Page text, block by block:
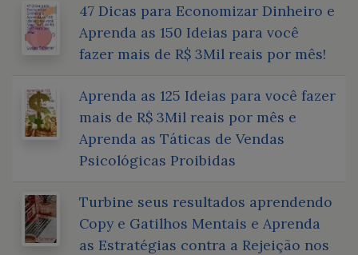
47 Dicas para Economizar Dinheiro e
Aprenda as 150 Ideias para você
fazer mais de R$ 3Mil reais por mês!
Aprenda as 125 Ideias para você fazer
mais de R$ 3Mil reais por mês e
Aprenda as Táticas de Vendas
Psicológicas Proibidas
Turbine seus resultados aprendendo
Copy e Gatilhos Mentais e Aprenda
as Estratégias contra a Rejeição nos